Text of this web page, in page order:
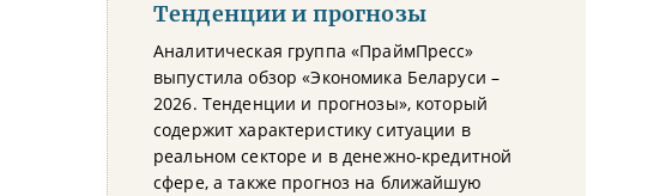
Тенденции и прогнозы
Аналитическая группа «ПраймПресс»
выпустила обзор «Экономика Беларуси –
2026. Тенденции и прогнозы», который
содержит характеристику ситуации в
реальном секторе и в денежно-кредитной
сфере, а также прогноз на ближайшую